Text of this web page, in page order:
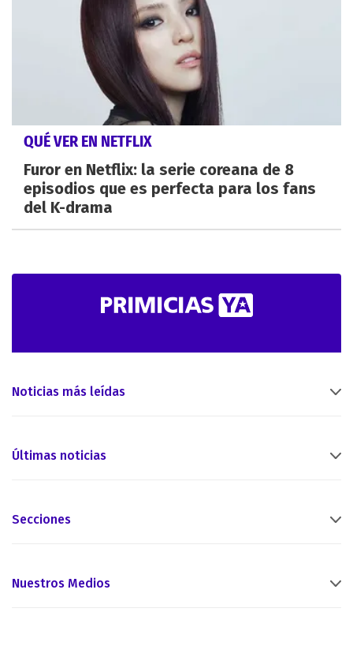
QUÉ VER EN NETFLIX
Furor en Netflix: la serie coreana de 8
episodios que es perfecta para los fans
del K-drama
Noticias más leídas
Últimas noticias
Secciones
Nuestros Medios